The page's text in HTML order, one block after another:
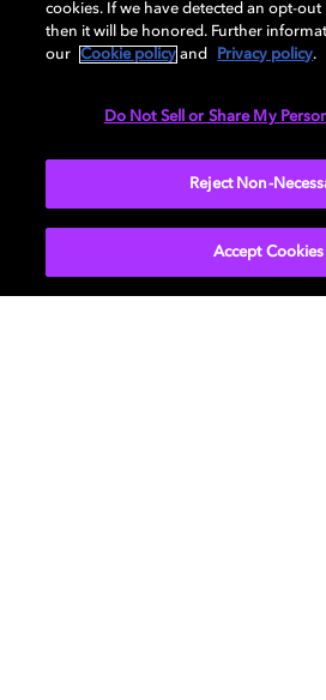
Bist du bereit für sensationelles
Dolby Vision? Dann möchten wir
kurzer Leitfaden für
individuellen Heimkinos
cookies. If we have detected an opt-out
then it will be honored. Further
our
Cookie policy and Privacy policy.
Do Not Sell or Share My
Reject Non-
Accept Cookies